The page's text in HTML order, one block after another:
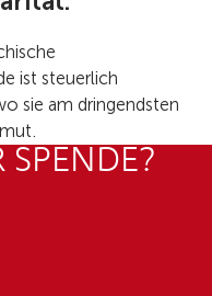
ist steuerlich
sie am dringendsten
SPENDE?